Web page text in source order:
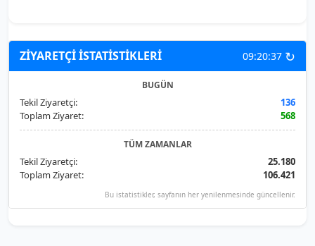
ZİYARETÇİ İSTATİSTİKLERİ 09:20:37 ↻
BUGÜN
Tekil Ziyaretçi:
136
Toplam Ziyaret:
568
TÜM ZAMANLAR
Tekil Ziyaretçi:
25.180
Toplam Ziyaret:
106.421
Bu istatistikler, sayfanın her yenilenmesinde güncellenir.